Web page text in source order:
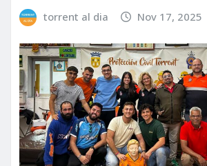
torrent al dia Nov 17, 2025